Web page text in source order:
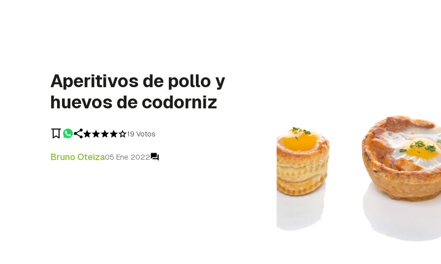
Aperitivos de pollo y
huevos de codorniz
19 Votos
Bruno Oteiza05 Ene 2022